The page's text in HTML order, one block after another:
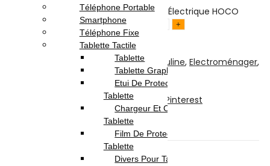
quantité de Tondeuse à Cheveux Électrique HOCO
HP20 - Noir
Ajouter au panier
Acheter maintenant
Catégories : Beauté Masculine, Electroménager,
Brands : hoco
LinkedIn Telegram
Pinterest
Téléphone Portable
Smartphone
Téléphone Fixe
Tablette Tactile
Tablette
Tablette Graphique
Etui De Protection Pour
Tablette
Chargeur Et Cable Pour
Tablette
Film De Protection Pour
Tablette
Divers Pour Tablette